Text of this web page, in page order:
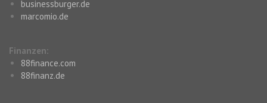
businessburger.de
marcomio.de
Finanzen:
88finance.com
88finanz.de